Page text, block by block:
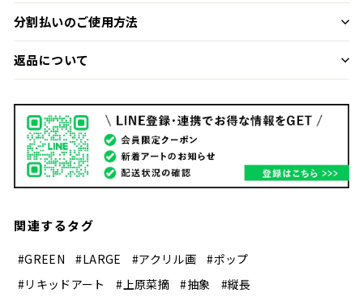
分割払いのご使用方法
返品について
関連するタグ
#GREEN #LARGE #アクリル画
#ポップ
#リキッドアート
#上原菜摘 #抽象 #縦長